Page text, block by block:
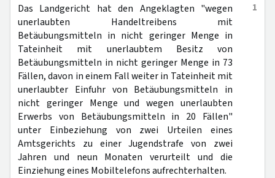
1
Das Landgericht hat den Angeklagten "wegen
unerlaubten Handeltreibens mit
Betäubungsmitteln in nicht geringer Menge in
Tateinheit mit unerlaubtem Besitz von
Betäubungsmitteln in nicht geringer Menge in 73
Fällen, davon in einem Fall weiter in Tateinheit mit
unerlaubter Einfuhr von Betäubungsmitteln in
nicht geringer Menge und wegen unerlaubten
Erwerbs von Betäubungsmitteln in 20 Fällen"
unter Einbeziehung von zwei Urteilen eines
Amtsgerichts zu einer Jugendstrafe von zwei
Jahren und neun Monaten verurteilt und die
Einziehung eines Mobiltelefons aufrechterhalten.